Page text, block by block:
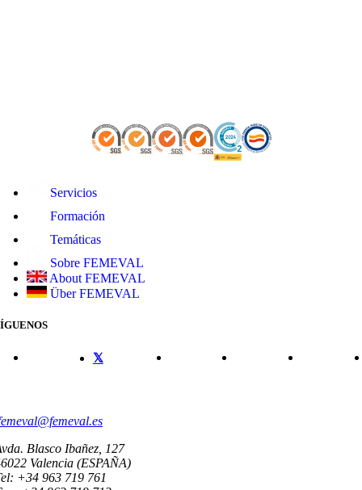
Servicios
Formación
Temáticas
Sobre FEMEVAL
About FEMEVAL
Über FEMEVAL
Blasco Ibañez, 127
Valencia (ESPAÑA)
+34 963 719 761